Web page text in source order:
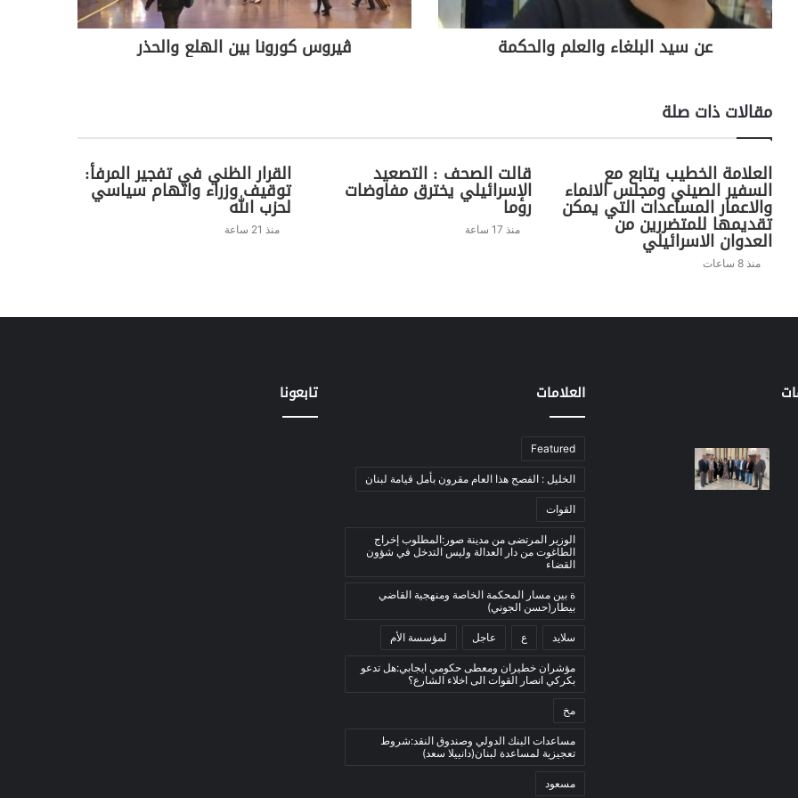
عن سيد البلغاء والعلم والحكمة ڤيروس كورونا بين الهلع والحذر
مقالات ذات صلة
العلامة الخطيب يتابع مع
السفير الصيني ومجلس الانماء
والاعمار المساعدات التي يمكن
تقديمها للمتضررين من
العدوان الاسرائيلي
منذ 8 ساعات
قالت الصحف : التصعيد
الإسرائيلي يخترق مفاوضات
روما
منذ 17 ساعة
القرار الظني في تفجير المرفأ:
توقيف وزراء واتهام سياسي
لحزب الله
منذ 21 ساعة
العلامات
Featured
الخليل : الفصح هذا العام مقرون بأمل قيامة لبنان
القوات
الوزير المرتضى من مدينة صور:المطلوب إخراج
الطاغوت من دار العدالة وليس التدخل في شؤون
القضاء
ة بين مسار المحكمة الخاصة ومنهجية القاضي
بيطار(حسن الجوني)
سلايد ع عاجل لمؤسسة الأم
مؤشران خطيران ومعطى حكومي ايجابي:هل تدعو
بكركي انصار القوات الى اخلاء الشارع؟
مخ
مساعدات البنك الدولي وصندوق النقد:شروط
تعجيزية لمساعدة لبنان(دانييلا سعد)
مسعود
تابعونا